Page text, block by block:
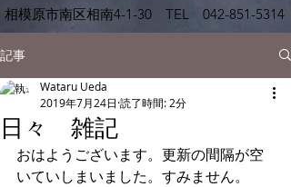
相模原市南区相南4-1-30 TEL 042-851-5314
記事
日々 雑記
Wataru Ueda
2019年7月24日 読了時間: 2分
おはようございます。更新の間隔が空
いていしまいました。すみません。